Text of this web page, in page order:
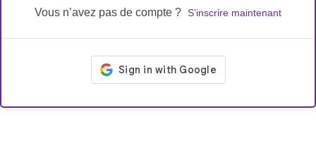
Vous n’avez pas de compte ? S’inscrire maintenant